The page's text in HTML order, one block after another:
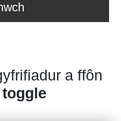
a ffôn
toggle